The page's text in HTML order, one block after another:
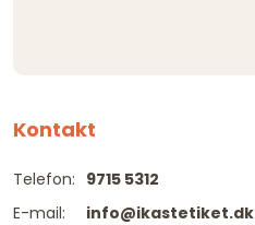
Kontakt
Telefon:
E-mail:
9715 5312
info@ikastetiket.dk